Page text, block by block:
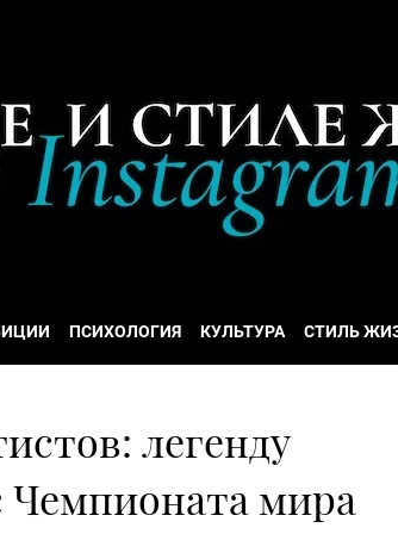
ПСИХОЛОГИЯ КУЛЬТУРА СТИЛЬ
легенду
Чемпионата мира